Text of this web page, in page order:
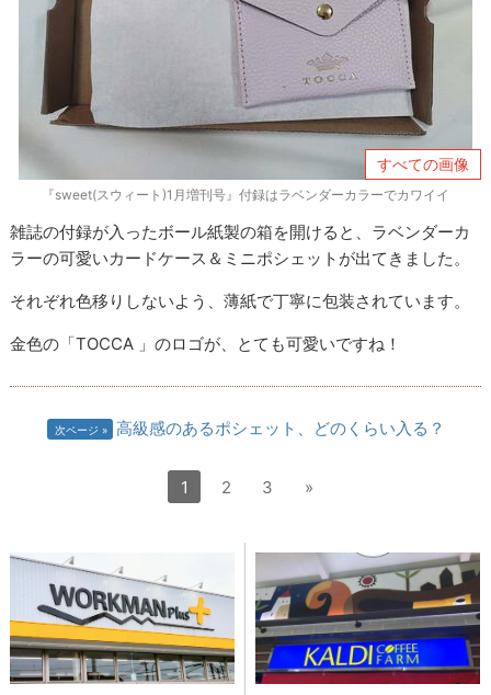
すべての画像
『sweet(スウィート)1月増刊号』付録はラベンダーカラーでカワイイ
雑誌の付録が入ったボール紙製の箱を開けると、ラベンダーカ
ラーの可愛いカードケース＆ミニポシェットが出てきました。
それぞれ色移りしないよう、薄紙で丁寧に包装されています。
金色の「TOCCA 」のロゴが、とても可愛いですね！
次ページ 高級感のあるポシェット、どのくらい入る？
1 2 3 »